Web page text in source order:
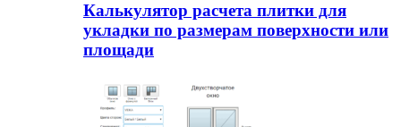
Калькулятор расчета плитки для
укладки по размерам поверхности или
площади